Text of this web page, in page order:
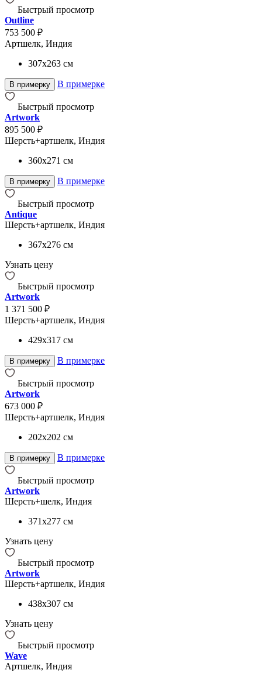
Быстрый просмотр
Outline
753 500 ₽
Артшелк, Индия
307x263 см
В примерку В примерке
Быстрый просмотр
Artwork
895 500 ₽
Шерсть+артшелк, Индия
360x271 см
В примерку В примерке
Быстрый просмотр
Antique
Шерсть+артшелк, Индия
367x276 см
Узнать цену
Быстрый просмотр
Artwork
1 371 500 ₽
Шерсть+артшелк, Индия
429x317 см
В примерку В примерке
Быстрый просмотр
Artwork
673 000 ₽
Шерсть+артшелк, Индия
202x202 см
В примерку В примерке
Быстрый просмотр
Artwork
Шерсть+шелк, Индия
371x277 см
Узнать цену
Быстрый просмотр
Artwork
Шерсть+артшелк, Индия
438x307 см
Узнать цену
Быстрый просмотр
Wave
Артшелк, Индия